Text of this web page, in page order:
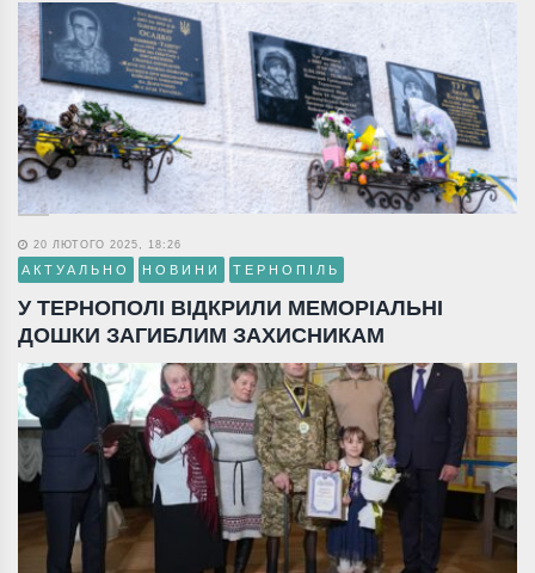
20 ЛЮТОГО 2025, 18:26
АКТУАЛЬНО НОВИНИ ТЕРНОПІЛЬ
У ТЕРНОПОЛІ ВІДКРИЛИ МЕМОРІАЛЬНІ
ДОШКИ ЗАГИБЛИМ ЗАХИСНИКАМ